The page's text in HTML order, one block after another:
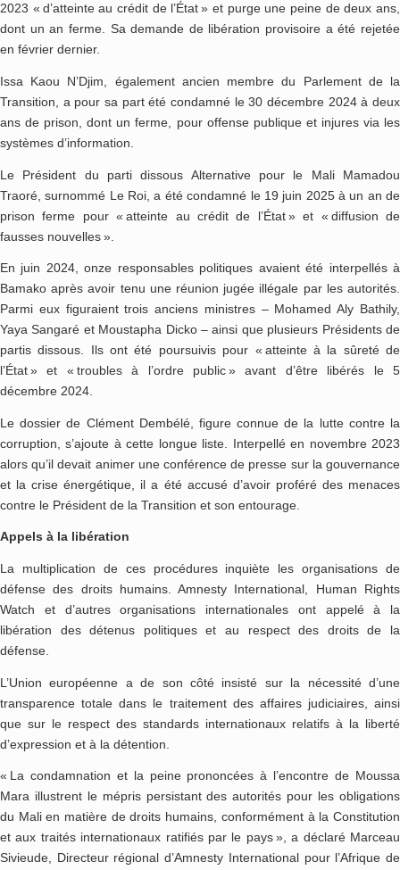
2023 « d’atteinte au crédit de l’État » et purge une peine de deux ans,
dont un an ferme. Sa demande de libération provisoire a été rejetée
en février dernier.
Issa Kaou N’Djim, également ancien membre du Parlement de la
Transition, a pour sa part été condamné le 30 décembre 2024 à deux
ans de prison, dont un ferme, pour offense publique et injures via les
systèmes d’information.
Le Président du parti dissous Alternative pour le Mali Mamadou
Traoré, surnommé Le Roi, a été condamné le 19 juin 2025 à un an de
prison ferme pour « atteinte au crédit de l’État » et « diffusion de
fausses nouvelles ».
En juin 2024, onze responsables politiques avaient été interpellés à
Bamako après avoir tenu une réunion jugée illégale par les autorités.
Parmi eux figuraient trois anciens ministres – Mohamed Aly Bathily,
Yaya Sangaré et Moustapha Dicko – ainsi que plusieurs Présidents de
partis dissous. Ils ont été poursuivis pour « atteinte à la sûreté de
l’État » et « troubles à l’ordre public » avant d’être libérés le 5
décembre 2024.
Le dossier de Clément Dembélé, figure connue de la lutte contre la
corruption, s’ajoute à cette longue liste. Interpellé en novembre 2023
alors qu’il devait animer une conférence de presse sur la gouvernance
et la crise énergétique, il a été accusé d’avoir proféré des menaces
contre le Président de la Transition et son entourage.
Appels à la libération
La multiplication de ces procédures inquiète les organisations de
défense des droits humains. Amnesty International, Human Rights
Watch et d’autres organisations internationales ont appelé à la
libération des détenus politiques et au respect des droits de la
défense.
L’Union européenne a de son côté insisté sur la nécessité d’une
transparence totale dans le traitement des affaires judiciaires, ainsi
que sur le respect des standards internationaux relatifs à la liberté
d’expression et à la détention.
« La condamnation et la peine prononcées à l’encontre de Moussa
Mara illustrent le mépris persistant des autorités pour les obligations
du Mali en matière de droits humains, conformément à la Constitution
et aux traités internationaux ratifiés par le pays », a déclaré Marceau
Sivieude, Directeur régional d’Amnesty International pour l’Afrique de